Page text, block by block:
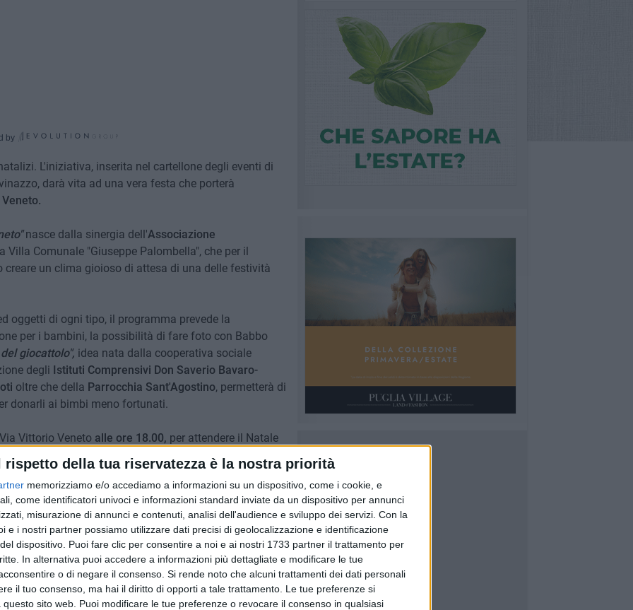
rispetto della tua riservatezza è la nostra priorità
memorizziamo e/o accediamo a informazioni su un dispositivo, come i cookie, e
come identificatori univoci e informazioni standard inviate da un dispositivo per annunci
misurazione di annunci e contenuti, analisi dell'audience e sviluppo dei servizi. Con la
e i nostri partner possiamo utilizzare dati precisi di geolocalizzazione e identificazione
dispositivo. Puoi fare clic per consentire a noi e ai nostri 1733 partner il trattamento per
In alternativa puoi accedere a informazioni più dettagliate e modificare le tue
o di negare il consenso. Si rende noto che alcuni trattamenti dei dati personali
il tuo consenso, ma hai il diritto di opporti a tale trattamento. Le tue preferenze si
sito web. Puoi modificare le tue preferenze o revocare il consenso in qualsiasi
by
L'iniziativa, inserita nel cartellone degli eventi di
darà vita ad una vera festa che porterà
nasce dalla sinergia dell'Associazione
Comunale "Giuseppe Palombella", che per il
un clima gioioso di attesa di una delle festività
oggetti di ogni tipo, il programma prevede la
per i bambini, la possibilità di fare foto con Babbo
giocattolo", idea nata dalla cooperativa sociale
degli Istituti Comprensivi Don Saverio Bavaro-
oltre che della Parrocchia Sant'Agostino, permetterà di
donarli ai bimbi meno fortunati.
Vittorio Veneto alle ore 18.00, per attendere il Natale
NATALE 2016
Il 10 ed l'11 agosto a Giovinazzo
c'è la Sagra del Panino della
Nonna